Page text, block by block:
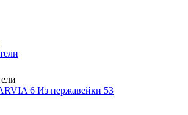
6 Из нержавейки 53